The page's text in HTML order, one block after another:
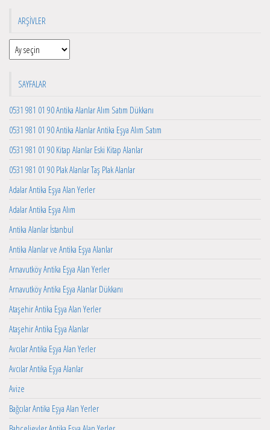
ARŞIVLER
Arşivler
SAYFALAR
0531 981 01 90 Antika Alanlar Alım Satım Dükkanı
0531 981 01 90 Antika Alanlar Antika Eşya Alım Satım
0531 981 01 90 Kitap Alanlar Eski Kitap Alanlar
0531 981 01 90 Plak Alanlar Taş Plak Alanlar
Adalar Antika Eşya Alan Yerler
Adalar Antika Eşya Alım
Antika Alanlar İstanbul
Antika Alanlar ve Antika Eşya Alanlar
Arnavutköy Antika Eşya Alan Yerler
Arnavutköy Antika Eşya Alanlar Dükkanı
Ataşehir Antika Eşya Alan Yerler
Ataşehir Antika Eşya Alanlar
Avcılar Antika Eşya Alan Yerler
Avcılar Antika Eşya Alanlar
Avize
Bağcılar Antika Eşya Alan Yerler